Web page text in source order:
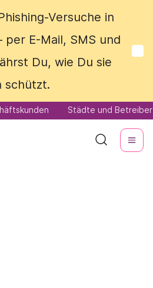
Versuche in
per E-Mail, SMS und
Du, wie Du sie
schützt.
Städte und Betreiber
Versuche in
per E-Mail, SMS und
Du, wie Du sie
schützt.
Städte und Betreiber